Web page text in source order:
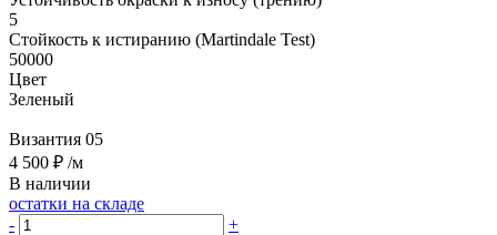
5
Стойкость к истиранию (Martindale Test)
50000
Цвет
Зеленый
Византия 05
4 500 ₽ /м
В наличии
остатки на складе
-
+